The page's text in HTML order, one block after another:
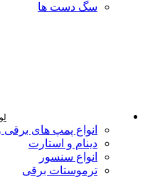
سگ دست ها
انواع پمپ های برقی
دینام و استارت
انواع سنسور
ترموستات برقی